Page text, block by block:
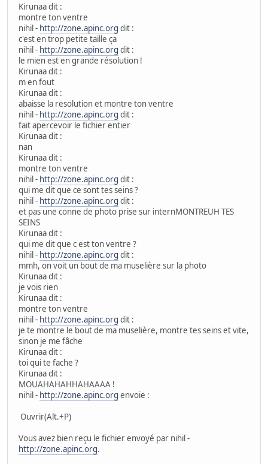
Kirunaa dit :
montre ton ventre
nihil - http://zone.apinc.org dit :
c'est en trop petite taille ça
nihil - http://zone.apinc.org dit :
le mien est en grande résolution !
Kirunaa dit :
m en fout
Kirunaa dit :
abaisse la resolution et montre ton ventre
nihil - http://zone.apinc.org dit :
fait apercevoir le fichier entier
Kirunaa dit :
nan
Kirunaa dit :
montre ton ventre
nihil - http://zone.apinc.org dit :
qui me dit que ce sont tes seins ?
nihil - http://zone.apinc.org dit :
et pas une conne de photo prise sur internMONTREUH TES
SEINS
Kirunaa dit :
qui me dit que c est ton ventre ?
nihil - http://zone.apinc.org dit :
mmh, on voit un bout de ma muselière sur la photo
Kirunaa dit :
je vois rien
Kirunaa dit :
montre ton ventre
nihil - http://zone.apinc.org dit :
je te montre le bout de ma muselière, montre tes seins et vite,
sinon je me fâche
Kirunaa dit :
toi qui te fache ?
Kirunaa dit :
MOUAHAHAHHAHAAAA !
nihil - http://zone.apinc.org envoie :
Ouvrir(Alt.+P)
Vous avez bien reçu le fichier envoyé par nihil -
http://zone.apinc.org.